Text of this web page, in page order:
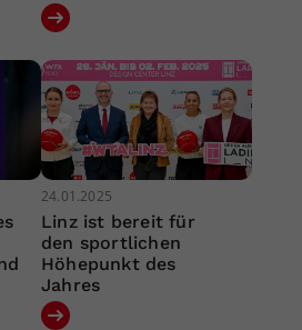
24.01.2025
Linz ist bereit für
den sportlichen
Höhepunkt des
Jahres